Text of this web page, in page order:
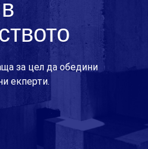
за цел да обедини
екперти.